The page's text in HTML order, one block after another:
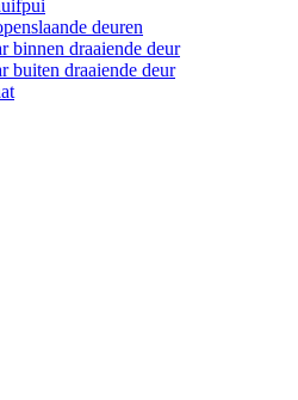
deuren
binnen draaiende deur
buiten draaiende deur